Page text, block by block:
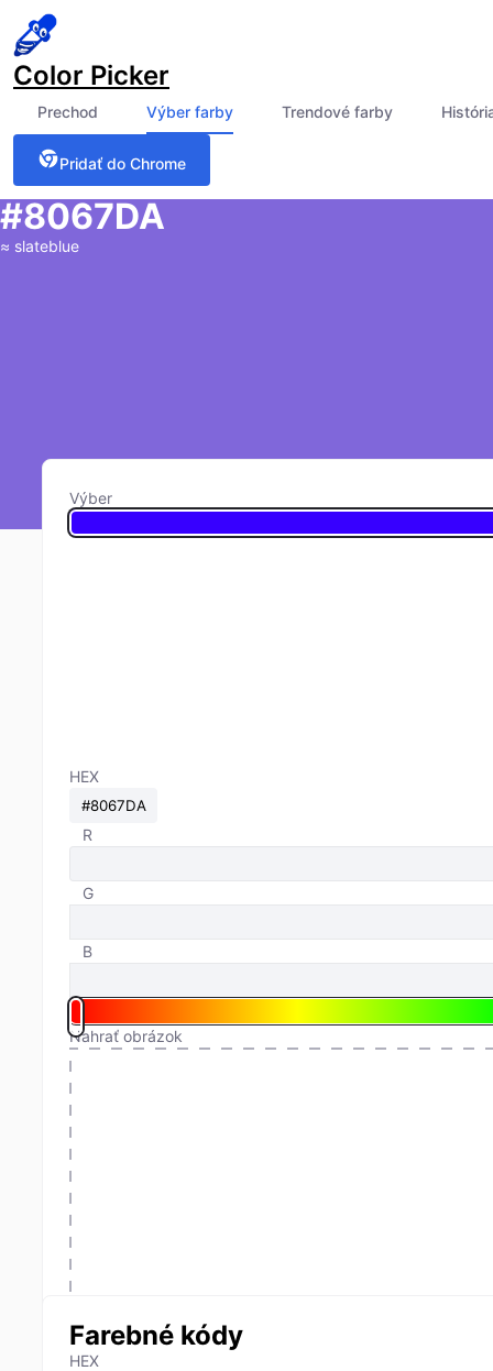
Color Picker
Prechod Výber farby Trendové farby
Pridať do Chrome
#8067DA
≈ slateblue
Výber
HEX
R
G
B
Nahrať obrázok
Farebné kódy
HEX